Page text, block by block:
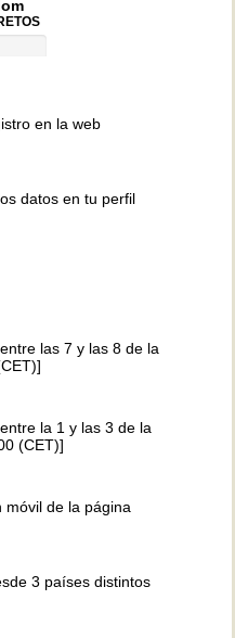
en la web
datos en tu perfil
las 7 y las 8 de la
la 1 y las 3 de la
(CET)]
móvil de la página
3 países distintos